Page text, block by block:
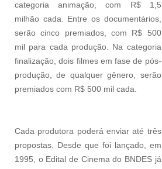
categoria animação, com R$ 1,5
milhão cada. Entre os documentários,
serão cinco premiados, com R$ 500
mil para cada produção. Na categoria
finalização, dois filmes em fase de pós-
produção, de qualquer gênero, serão
premiados com R$ 500 mil cada.
Cada produtora poderá enviar até três
propostas. Desde que foi lançado, em
1995, o Edital de Cinema do BNDES já